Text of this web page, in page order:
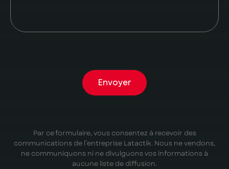
Envoyer
Par ce formulaire, vous consentez à recevoir des
communications de l’entreprise Latactik. Nous ne vendons,
ne communiquons ni ne divulguons vos informations à
aucune liste de diffusion.